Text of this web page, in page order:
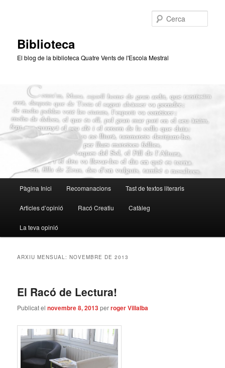
Biblioteca
El blog de la biblioteca Quatre Vents de l'Escola Mestral
principal
Pàgina Inici Recomanacions Tast de textos literaris
Articles d’opinió Racó Creatiu Catàleg
La teva opinió
ARXIU MENSUAL:NOVEMBRE DE 2013
El Racó de Lectura!
Publicat elnovembre 8, 2013perroger Villalba